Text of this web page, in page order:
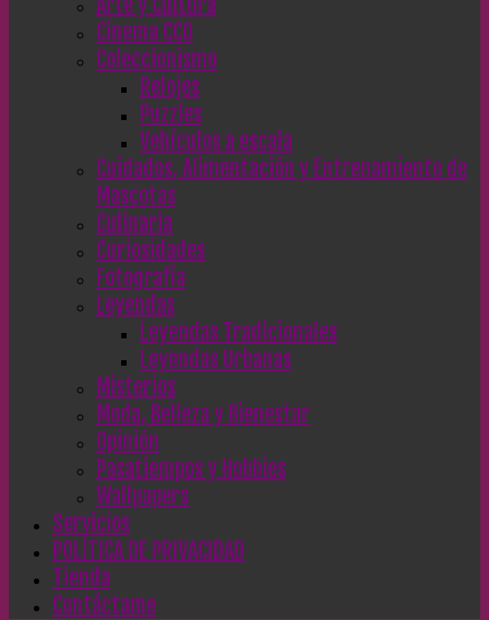
Cinema CC0
Coleccionismo
Relojes
Puzzles
Vehículos a escala
Cuidados, Alimentación y Entrenamiento de
Mascotas
Culinaria
Curiosidades
Fotografía
Leyendas
Leyendas Tradicionales
Leyendas Urbanas
Misterios
Moda, Belleza y Bienestar
Opinión
Pasatiempos y Hobbies
Wallpapers
Servicios
POLÍTICA DE PRIVACIDAD
Tienda
Contáctame